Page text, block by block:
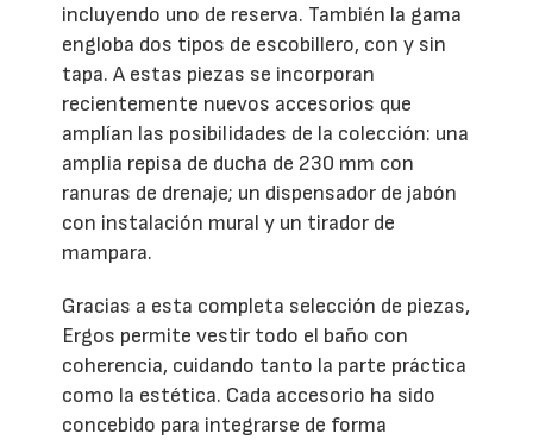
incluyendo uno de reserva. También la gama
engloba dos tipos de escobillero, con y sin
tapa. A estas piezas se incorporan
recientemente nuevos accesorios que
amplían las posibilidades de la colección: una
amplia repisa de ducha de 230 mm con
ranuras de drenaje; un dispensador de jabón
con instalación mural y un tirador de
mampara.
Gracias a esta completa selección de piezas,
Ergos permite vestir todo el baño con
coherencia, cuidando tanto la parte práctica
como la estética. Cada accesorio ha sido
concebido para integrarse de forma